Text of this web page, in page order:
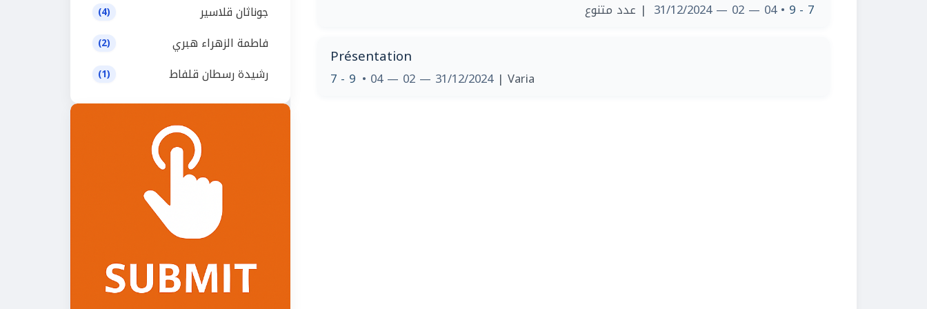
7 - 9
• 04 — 02 — 31/12/2024 | عدد متنوع
Présentation
7 - 9 • 04 — 02 — 31/12/2024 | Varia
جوناثان قلاسير (4)
فاطمة الزهراء هبري (2)
رشيدة رسطان قلفاط (1)